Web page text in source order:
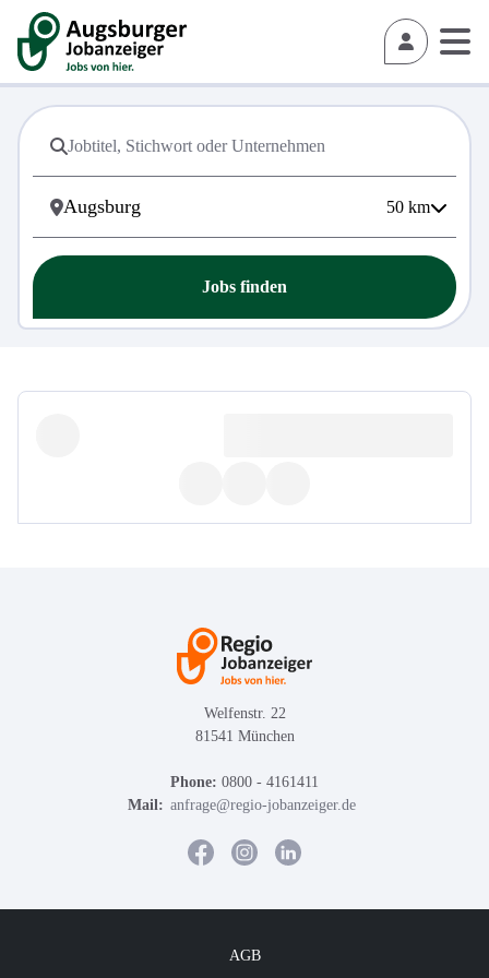
50 km
Jobs finden
Welfenstr. 22
81541 München
Phone: 0800 - 4161411
Mail: anfrage@regio-jobanzeiger.de
AGB